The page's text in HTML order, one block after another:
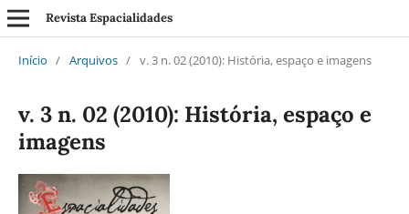
Revista Espacialidades
Início / Arquivos / v. 3 n. 02 (2010): História, espaço e imagens
v. 3 n. 02 (2010): História, espaço e
imagens